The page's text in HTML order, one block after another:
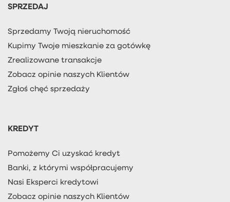
SPRZEDAJ
Sprzedamy Twoją nieruchomość
Kupimy Twoje mieszkanie za gotówkę
Zrealizowane transakcje
Zobacz opinie naszych Klientów
Zgłoś chęć sprzedaży
KREDYT
Pomożemy Ci uzyskać kredyt
Banki, z którymi współpracujemy
Nasi Eksperci kredytowi
Zobacz opinie naszych Klientów